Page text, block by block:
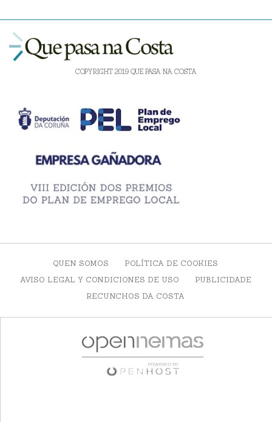
COPYRIGHT 2019 QUE PASA NA COSTA
QUEN SOMOS
POLÍTICA DE COOKIES
AVISO LEGAL Y CONDICIONES DE USO
PUBLICIDADE
RECUNCHOS DA COSTA